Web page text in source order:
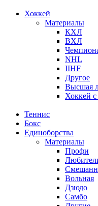
Хоккей
Материалы
КХЛ
ВХЛ
NHL
IIHF
Другое
Высшая
Хоккей
Теннис
Бокс
Единоборства
Материалы
Профи
Вольная
Дзюдо
Самбо